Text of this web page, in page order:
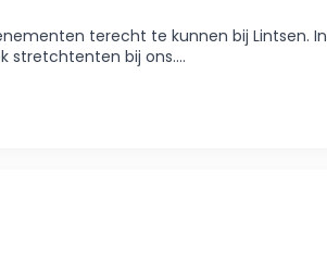
terecht te kunnen bij Lintsen. In
stretchtenten bij ons.…